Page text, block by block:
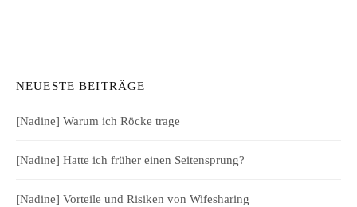
NEUESTE BEITRÄGE
[Nadine] Warum ich Röcke trage
[Nadine] Hatte ich früher einen Seitensprung?
[Nadine] Vorteile und Risiken von Wifesharing